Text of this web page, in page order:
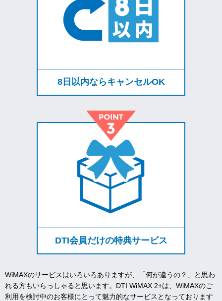
8日以内ならキャンセルOK
DTI会員だけの特典サービス
WiMAXのサービスはいろいろありますが、「何が違うの？」と思わ
れる方もいらっしゃると思います。DTI WiMAX 2+は、WiMAXのご
利用を検討中のお客様にとって魅力的なサービスとなっております